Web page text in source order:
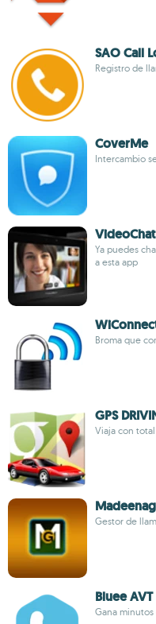
SAO Call
Registro de
CoverMe
Intercambio
VideoChat
Ya puedes
a esta app
Broma que
GPS
Viaja con
Gestor de
Bluee AVT
Gana